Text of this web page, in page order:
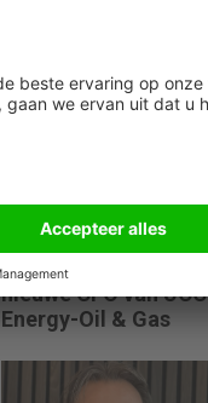
04 augustus 2026
Barry Huisman is de
nieuwe CFO van UCC
Energy-Oil & Gas